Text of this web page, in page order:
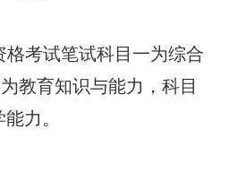
格考试笔试科目一为综合
教育知识与能力，科目
力。